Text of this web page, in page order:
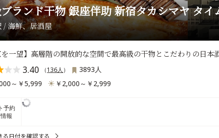
ランド干物 銀座伴助 新宿タカシマヤ タイ
/ 海鮮、居酒屋
一望】高層階の開放的な空間で最高級の干物とこだわりの日本
3.40 （136人 ）
3893人
～￥5,999
￥2,000～￥2,999
予約
報
る日付を確認する